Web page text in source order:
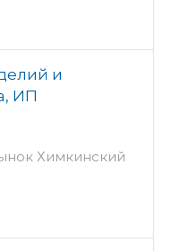
и
ИП
Химкинский